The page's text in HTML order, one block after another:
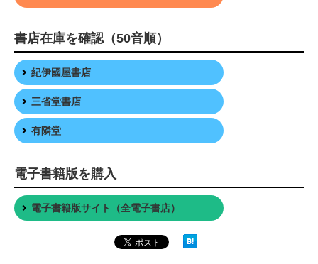
書店在庫を確認（50音順）
紀伊國屋書店
三省堂書店
有隣堂
電子書籍版を購入
電子書籍版サイト（全電子書店）